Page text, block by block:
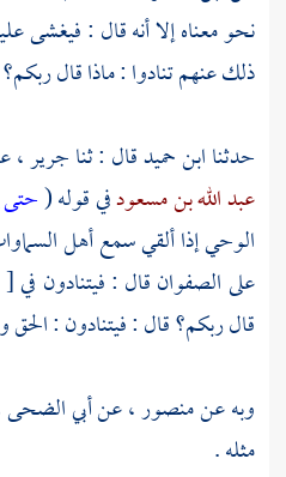
نحو معناه إلا أنه قال : فيغشى
ذلك عنهم تنادوا : ماذا قال ربكم؟
حدثناابن حميدقال : ثناجرير ،
عبد الله بن مسعودفي قوله (
الوحي إذا ألقي سمع أهل
على الصفوان قال : فيتنادون في[
قال ربكم؟ قال : فيتنادون : الحق
وبه عنمنصور ،عنأبي الضحى
مثله .